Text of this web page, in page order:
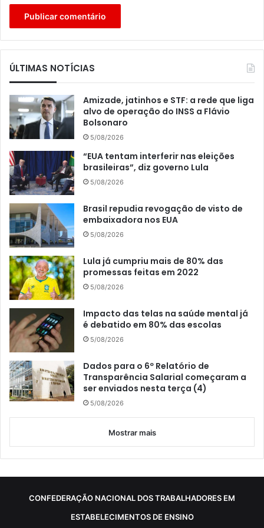
ÚLTIMAS NOTÍCIAS
Amizade, jatinhos e STF: a rede que liga
alvo de operação do INSS a Flávio
Bolsonaro
5/08/2026
“EUA tentam interferir nas eleições
brasileiras”, diz governo Lula
5/08/2026
Brasil repudia revogação de visto de
embaixadora nos EUA
5/08/2026
Lula já cumpriu mais de 80% das
promessas feitas em 2022
5/08/2026
Impacto das telas na saúde mental já
é debatido em 80% das escolas
5/08/2026
Dados para o 6º Relatório de
Transparência Salarial começaram a
ser enviados nesta terça (4)
5/08/2026
Mostrar mais
CONFEDERAÇÃO NACIONAL DOS TRABALHADORES EM
ESTABELECIMENTOS DE ENSINO